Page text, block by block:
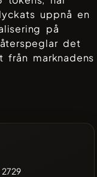
lyckats uppnå en
på
det
från marknadens
2729